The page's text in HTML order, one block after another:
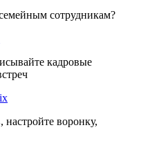
сотрудникам?
кадровые
настройте воронку,